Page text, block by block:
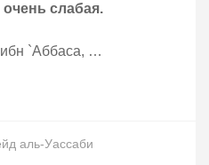
слабая.
`Аббаса, …
аль-Уассаби